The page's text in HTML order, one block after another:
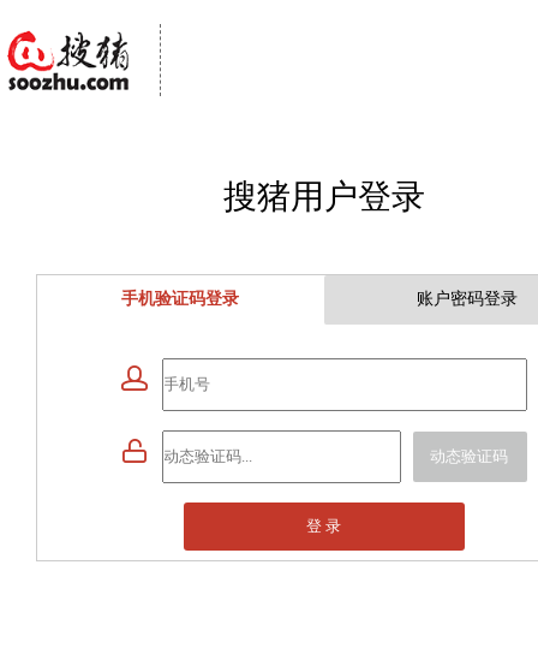
搜猪用户登录
手机验证码登录 账户密码登录

 动态验证码
登 录